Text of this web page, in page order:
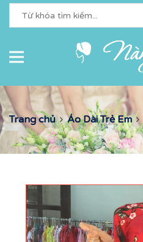
Trang chủ Áo Dài Trẻ Em